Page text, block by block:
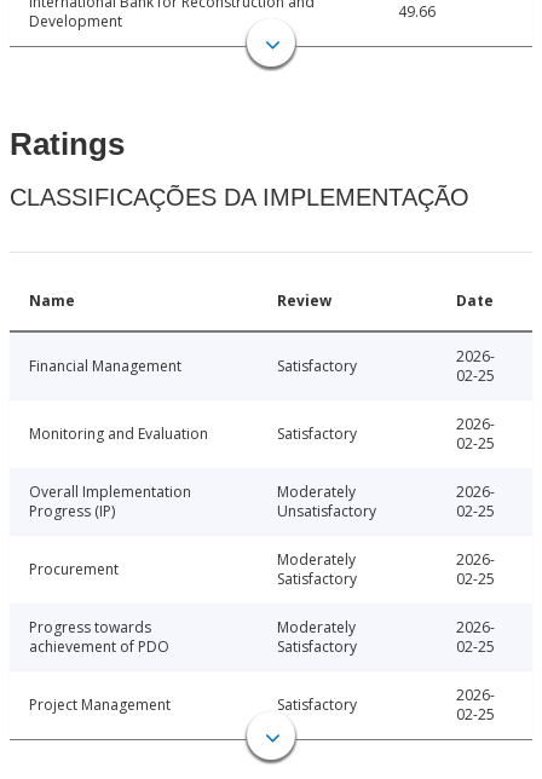
Development
49.66
Ratings
CLASSIFICAÇÕES DA IMPLEMENTAÇÃO
Name Review Date
Financial Management Satisfactory
2026-
02-25
Monitoring and Evaluation Satisfactory
2026-
02-25
Overall Implementation
Progress (IP)
Moderately
Unsatisfactory
2026-
02-25
Procurement
Moderately
Satisfactory
2026-
02-25
Progress towards
achievement of PDO
Moderately
Satisfactory
2026-
02-25
Project Management Satisfactory
2026-
02-25